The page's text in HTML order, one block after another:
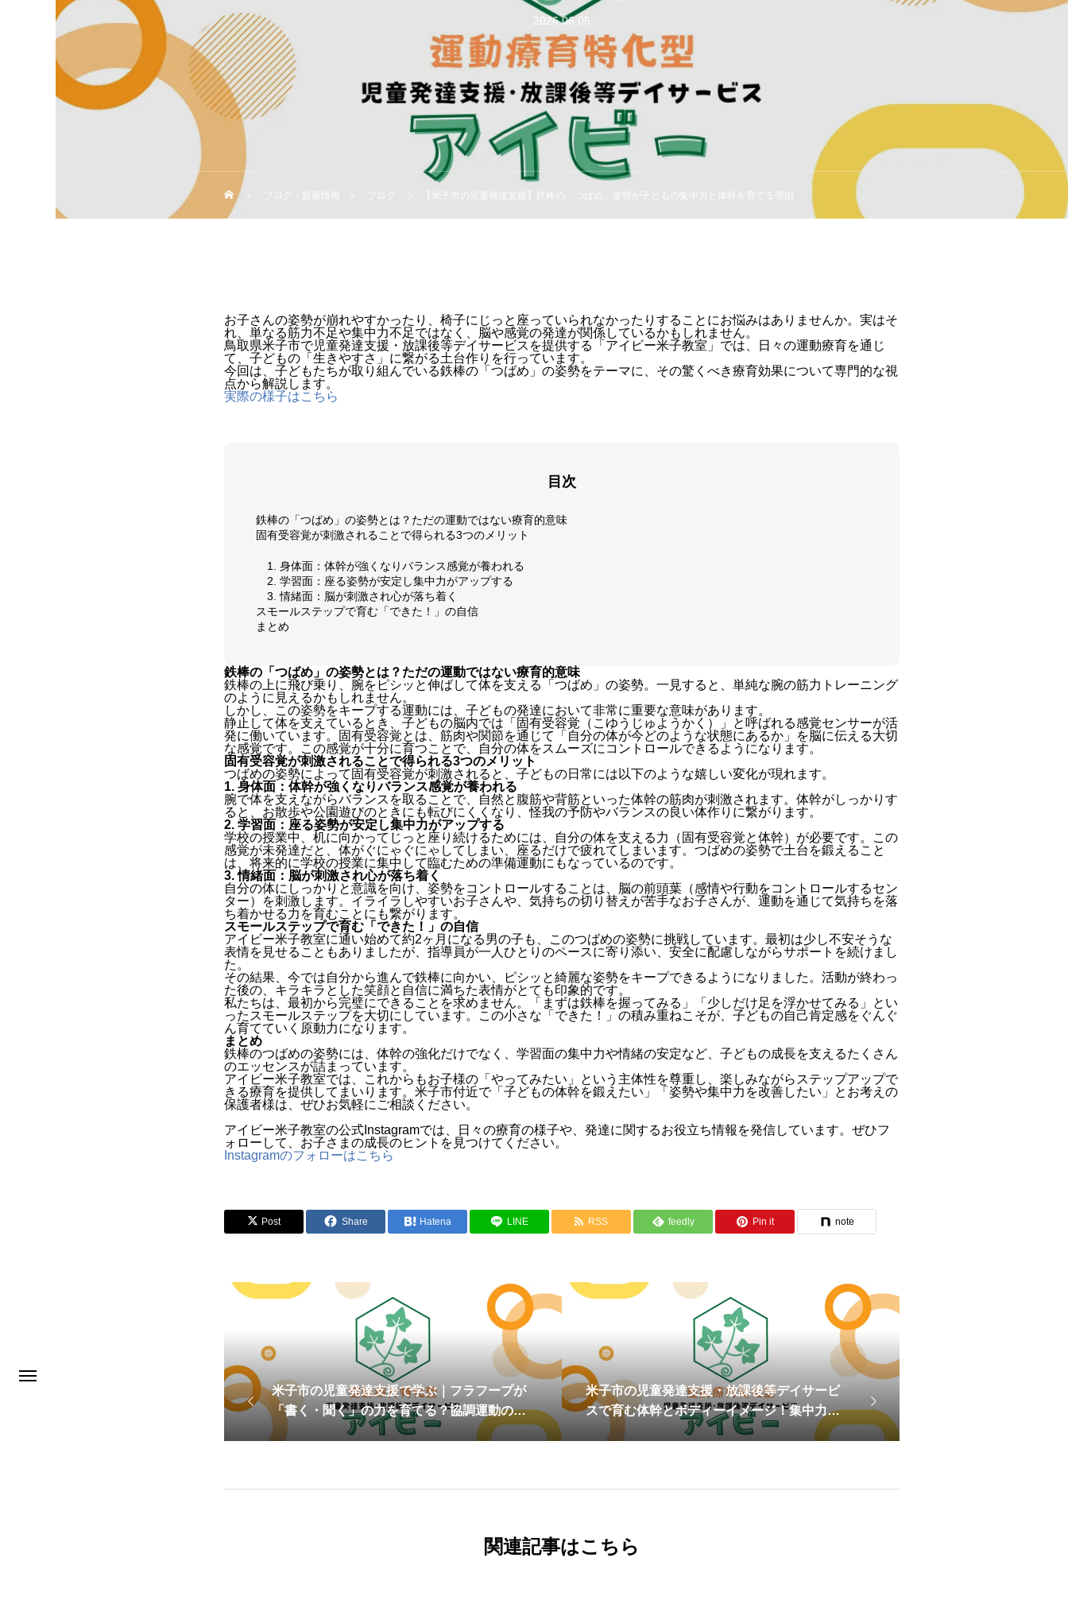
2026.06.05
ブログ・最新情報 ブログ 【米子市の児童発達支援】鉄棒の「つばめ」姿勢が子どもの集中力と体幹を育てる理由
お子さんの姿勢が崩れやすかったり、椅子にじっと座っていられなかったりすることにお悩みはありませんか。実はそ
れ、単なる筋力不足や集中力不足ではなく、脳や感覚の発達が関係しているかもしれません。
鳥取県米子市で児童発達支援・放課後等デイサービスを提供する「アイビー米子教室」では、日々の運動療育を通じ
て、子どもの「生きやすさ」に繋がる土台作りを行っています。
今回は、子どもたちが取り組んでいる鉄棒の「つばめ」の姿勢をテーマに、その驚くべき療育効果について専門的な視
点から解説します。
実際の様子はこちら
目次
鉄棒の「つばめ」の姿勢とは？ただの運動ではない療育的意味
固有受容覚が刺激されることで得られる3つのメリット
1. 身体面：体幹が強くなりバランス感覚が養われる
2. 学習面：座る姿勢が安定し集中力がアップする
3. 情緒面：脳が刺激され心が落ち着く
スモールステップで育む「できた！」の自信
まとめ
鉄棒の「つばめ」の姿勢とは？ただの運動ではない療育的意味
鉄棒の上に飛び乗り、腕をピシッと伸ばして体を支える「つばめ」の姿勢。一見すると、単純な腕の筋力トレーニング
のように見えるかもしれません。
しかし、この姿勢をキープする運動には、子どもの発達において非常に重要な意味があります。
静止して体を支えているとき、子どもの脳内では「固有受容覚（こゆうじゅようかく）」と呼ばれる感覚センサーが活
発に働いています。固有受容覚とは、筋肉や関節を通じて「自分の体が今どのような状態にあるか」を脳に伝える大切
な感覚です。この感覚が十分に育つことで、自分の体をスムーズにコントロールできるようになります。
固有受容覚が刺激されることで得られる3つのメリット
つばめの姿勢によって固有受容覚が刺激されると、子どもの日常には以下のような嬉しい変化が現れます。
1. 身体面：体幹が強くなりバランス感覚が養われる
腕で体を支えながらバランスを取ることで、自然と腹筋や背筋といった体幹の筋肉が刺激されます。体幹がしっかりす
ると、お散歩や公園遊びのときにも転びにくくなり、怪我の予防やバランスの良い体作りに繋がります。
2. 学習面：座る姿勢が安定し集中力がアップする
学校の授業中、机に向かってじっと座り続けるためには、自分の体を支える力（固有受容覚と体幹）が必要です。この
感覚が未発達だと、体がぐにゃぐにゃしてしまい、座るだけで疲れてしまいます。つばめの姿勢で土台を鍛えること
は、将来的に学校の授業に集中して臨むための準備運動にもなっているのです。
3. 情緒面：脳が刺激され心が落ち着く
自分の体にしっかりと意識を向け、姿勢をコントロールすることは、脳の前頭葉（感情や行動をコントロールするセン
ター）を刺激します。イライラしやすいお子さんや、気持ちの切り替えが苦手なお子さんが、運動を通じて気持ちを落
ち着かせる力を育むことにも繋がります。
スモールステップで育む「できた！」の自信
アイビー米子教室に通い始めて約2ヶ月になる男の子も、このつばめの姿勢に挑戦しています。最初は少し不安そうな
表情を見せることもありましたが、指導員が一人ひとりのペースに寄り添い、安全に配慮しながらサポートを続けまし
た。
その結果、今では自分から進んで鉄棒に向かい、ピシッと綺麗な姿勢をキープできるようになりました。活動が終わっ
た後の、キラキラとした笑顔と自信に満ちた表情がとても印象的です。
私たちは、最初から完璧にできることを求めません。「まずは鉄棒を握ってみる」「少しだけ足を浮かせてみる」とい
ったスモールステップを大切にしています。この小さな「できた！」の積み重ねこそが、子どもの自己肯定感をぐんぐ
ん育てていく原動力になります。
まとめ
鉄棒のつばめの姿勢には、体幹の強化だけでなく、学習面の集中力や情緒の安定など、子どもの成長を支えるたくさん
のエッセンスが詰まっています。
アイビー米子教室では、これからもお子様の「やってみたい」という主体性を尊重し、楽しみながらステップアップで
きる療育を提供してまいります。米子市付近で「子どもの体幹を鍛えたい」「姿勢や集中力を改善したい」とお考えの
保護者様は、ぜひお気軽にご相談ください。
アイビー米子教室の公式Instagramでは、日々の療育の様子や、発達に関するお役立ち情報を発信しています。ぜひフ
ォローして、お子さまの成長のヒントを見つけてください。
Instagramのフォローはこちら
Post Share Hatena LINE RSS feedly Pin it note
米子市の児童発達支援で学ぶ｜フラフープが
「書く・聞く」の力を育てる？協調運動の重
要性
米子市の児童発達支援・放課後等デイサービ
スで育む体幹とボディーイメージ！集中力を
高める運動療育の秘密
関連記事はこちら